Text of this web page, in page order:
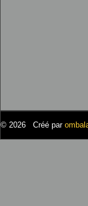
© 2026 Créé par